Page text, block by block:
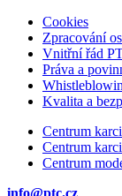
Cookies
Zpracování
Vnitřní řád
Práva a
Kvalita a
Centrum
Centrum
Centrum
info@ptc.cz